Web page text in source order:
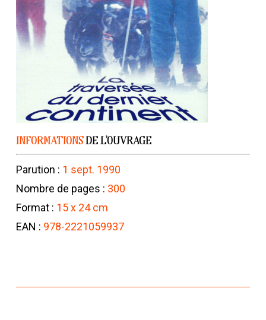
INFORMATIONSDE L’OUVRAGE
Parution : 1 sept. 1990
Nombre de pages : 300
Format : 15 x 24 cm
EAN : 978-2221059937